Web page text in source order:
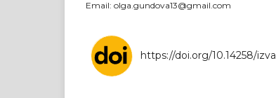
Email: olga.gundova13@gmail.com
https://doi.org/10.14258/